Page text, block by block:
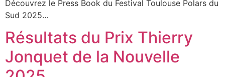
Découvrez le Press Book du Festival Toulouse Polars du
Sud 2025…
Résultats du Prix Thierry
Jonquet de la Nouvelle